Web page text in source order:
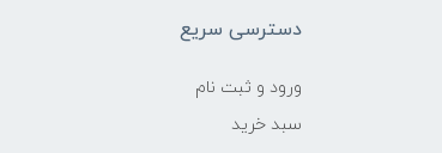
دسترسی سریع
ورود و ثبت نام
سبد خرید